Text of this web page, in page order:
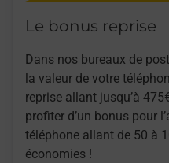
Le bonus reprise
Dans nos bureaux de
la valeur de votre
reprise allant jusqu’à
profiter d’un bonus pour
téléphone allant de 50 à
économies !